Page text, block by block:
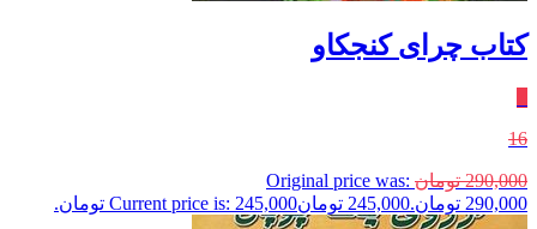
کتاب چرای کنجکاو
16
290,000 تومان Original price was:
290,000 تومان.
245,000 تومانCurrent price is: 245,000 تومان.